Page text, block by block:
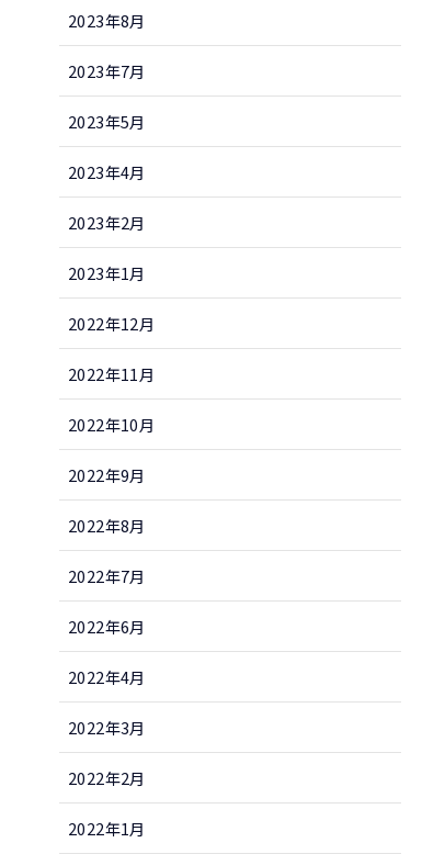
2023年8月
2023年7月
2023年5月
2023年4月
2023年2月
2023年1月
2022年12月
2022年11月
2022年10月
2022年9月
2022年8月
2022年7月
2022年6月
2022年4月
2022年3月
2022年2月
2022年1月